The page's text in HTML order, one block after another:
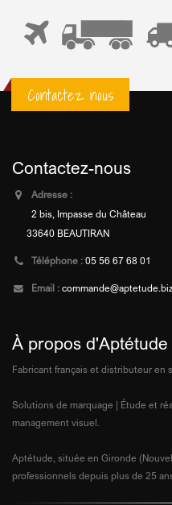
Contactez nous
Contactez-nous
Adresse :
2 bis, Impasse du Château
33640 BEAUTIRAN
Téléphone : 05 56 67 68 01
Email :
À propos d'Aptétude
Fabricant français et distributeur
Solutions de marquage | Étude et
management visuel.
Aptétude, située en Gironde
professionnels depuis plus de 25